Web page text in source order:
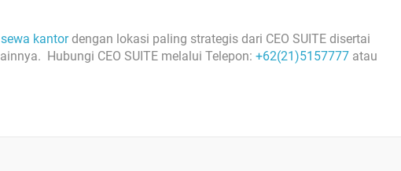
sewa kantordengan lokasi paling strategis dari CEO SUITE disertai
lainnya. Hubungi CEO SUITE melalui Telepon: +62(21)5157777 atau